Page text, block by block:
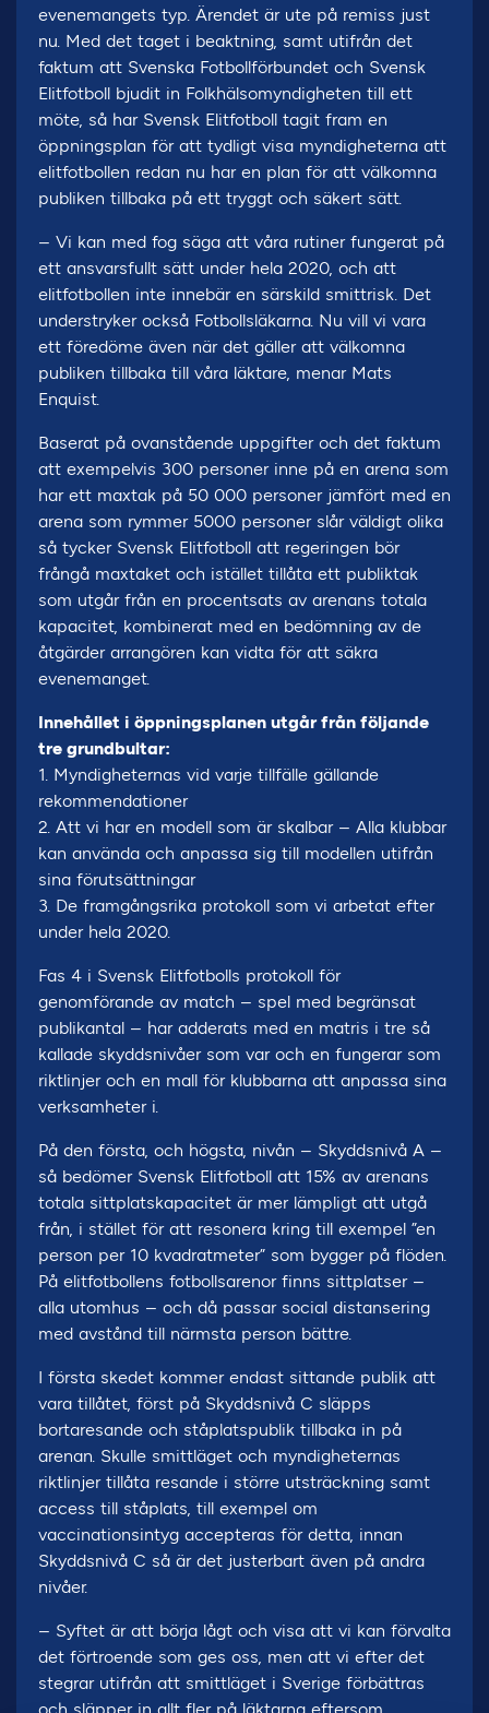
evenemangets typ. Ärendet är ute på remiss just
nu. Med det taget i beaktning, samt utifrån det
faktum att Svenska Fotbollförbundet och Svensk
Elitfotboll bjudit in Folkhälsomyndigheten till ett
möte, så har Svensk Elitfotboll tagit fram en
öppningsplan för att tydligt visa myndigheterna att
elitfotbollen redan nu har en plan för att välkomna
publiken tillbaka på ett tryggt och säkert sätt.
– Vi kan med fog säga att våra rutiner fungerat på
ett ansvarsfullt sätt under hela 2020, och att
elitfotbollen inte innebär en särskild smittrisk. Det
understryker också Fotbollsläkarna. Nu vill vi vara
ett föredöme även när det gäller att välkomna
publiken tillbaka till våra läktare, menar Mats
Enquist.
Baserat på ovanstående uppgifter och det faktum
att exempelvis 300 personer inne på en arena som
har ett maxtak på 50 000 personer jämfört med en
arena som rymmer 5000 personer slår väldigt olika
så tycker Svensk Elitfotboll att regeringen bör
frångå maxtaket och istället tillåta ett publiktak
som utgår från en procentsats av arenans totala
kapacitet, kombinerat med en bedömning av de
åtgärder arrangören kan vidta för att säkra
evenemanget.
Innehållet i öppningsplanen utgår från följande
tre grundbultar:
1. Myndigheternas vid varje tillfälle gällande
rekommendationer
2. Att vi har en modell som är skalbar – Alla klubbar
kan använda och anpassa sig till modellen utifrån
sina förutsättningar
3. De framgångsrika protokoll som vi arbetat efter
under hela 2020.
Fas 4 i Svensk Elitfotbolls protokoll för
genomförande av match – spel med begränsat
publikantal – har adderats med en matris i tre så
kallade skyddsnivåer som var och en fungerar som
riktlinjer och en mall för klubbarna att anpassa sina
verksamheter i.
På den första, och högsta, nivån – Skyddsnivå A –
så bedömer Svensk Elitfotboll att 15% av arenans
totala sittplatskapacitet är mer lämpligt att utgå
från, i stället för att resonera kring till exempel ”en
person per 10 kvadratmeter” som bygger på flöden.
På elitfotbollens fotbollsarenor finns sittplatser –
alla utomhus – och då passar social distansering
med avstånd till närmsta person bättre.
I första skedet kommer endast sittande publik att
vara tillåtet, först på Skyddsnivå C släpps
bortaresande och ståplatspublik tillbaka in på
arenan. Skulle smittläget och myndigheternas
riktlinjer tillåta resande i större utsträckning samt
access till ståplats, till exempel om
vaccinationsintyg accepteras för detta, innan
Skyddsnivå C så är det justerbart även på andra
nivåer.
– Syftet är att börja lågt och visa att vi kan förvalta
det förtroende som ges oss, men att vi efter det
stegrar utifrån att smittläget i Sverige förbättras